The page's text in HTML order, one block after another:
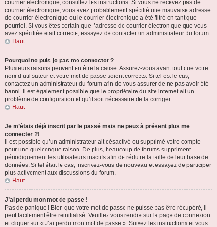
courrier électronique, consultez les instructions. Si vous ne recevez pas de
courrier électronique, vous avez probablement spécifié une mauvaise adresse
de courrier électronique ou le courrier électronique a été filtré en tant que
pourriel. Si vous êtes certain que l’adresse de courrier électronique que vous
avez spécifiée était correcte, essayez de contacter un administrateur du forum.
Haut
Pourquoi ne puis-je pas me connecter ?
Plusieurs raisons peuvent en être la cause. Assurez-vous avant tout que votre
nom d’utilisateur et votre mot de passe soient corrects. Si tel est le cas,
contactez un administrateur du forum afin de vous assurer de ne pas avoir été
banni. Il est également possible que le propriétaire du site internet ait un
problème de configuration et qu’il soit nécessaire de la corriger.
Haut
Je m’étais déjà inscrit par le passé mais ne peux à présent plus me
connecter ?!
Il est possible qu’un administrateur ait désactivé ou supprimé votre compte
pour une quelconque raison. De plus, beaucoup de forums suppriment
périodiquement les utilisateurs inactifs afin de réduire la taille de leur base de
données. Si tel était le cas, inscrivez-vous de nouveau et essayez de participer
plus activement aux discussions du forum.
Haut
J’ai perdu mon mot de passe !
Pas de panique ! Bien que votre mot de passe ne puisse pas être récupéré, il
peut facilement être réinitialisé. Veuillez vous rendre sur la page de connexion
et cliquer sur « J’ai perdu mon mot de passe ». Suivez les instructions et vous